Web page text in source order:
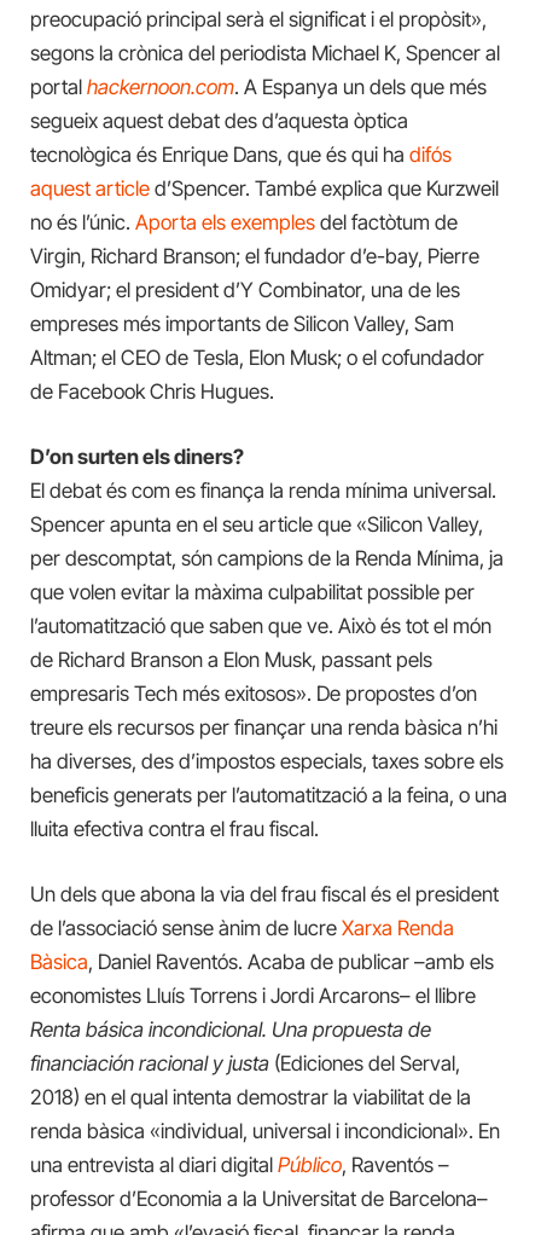
preocupació principal serà el significat i el propòsit»,
segons la crònica del periodista Michael K, Spencer al
portal hackernoon.com. A Espanya un dels que més
segueix aquest debat des d’aquesta òptica
tecnològica és Enrique Dans, que és qui ha difós
aquest article d’Spencer. També explica que Kurzweil
no és l’únic. Aporta els exemples del factòtum de
Virgin, Richard Branson; el fundador d’e-bay, Pierre
Omidyar; el president d’Y Combinator, una de les
empreses més importants de Silicon Valley, Sam
Altman; el CEO de Tesla, Elon Musk; o el cofundador
de Facebook Chris Hugues.
D’on surten els diners?
El debat és com es finança la renda mínima universal.
Spencer apunta en el seu article que «Silicon Valley,
per descomptat, són campions de la Renda Mínima, ja
que volen evitar la màxima culpabilitat possible per
l’automatització que saben que ve. Això és tot el món
de Richard Branson a Elon Musk, passant pels
empresaris Tech més exitosos». De propostes d’on
treure els recursos per finançar una renda bàsica n’hi
ha diverses, des d’impostos especials, taxes sobre els
beneficis generats per l’automatització a la feina, o una
lluita efectiva contra el frau fiscal.
Un dels que abona la via del frau fiscal és el president
de l’associació sense ànim de lucre Xarxa Renda
Bàsica, Daniel Raventós. Acaba de publicar –amb els
economistes Lluís Torrens i Jordi Arcarons– el llibre
Renta básica incondicional. Una propuesta de
financiación racional y justa (Ediciones del Serval,
2018) en el qual intenta demostrar la viabilitat de la
renda bàsica «individual, universal i incondicional». En
una entrevista al diari digital Público, Raventós –
professor d’Economia a la Universitat de Barcelona–